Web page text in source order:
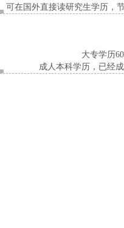
可在国外直接读研究生学历，
大专学历
成人本科学历，已经